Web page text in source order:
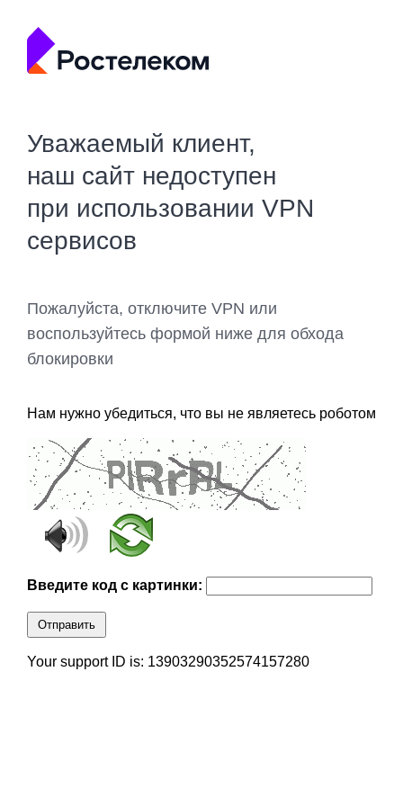
Уважаемый клиент,
наш сайт недоступен
при использовании VPN
сервисов
Пожалуйста, отключите VPN или
воспользуйтесь формой ниже для обхода
блокировки
Нам нужно убедиться, что вы не являетесь роботом
Введите код с картинки:
Отправить
Your support ID is: 13903290352574157280